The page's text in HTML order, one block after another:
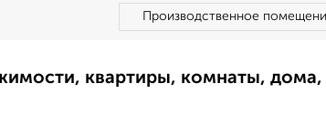
Производственное
квартиры, комнаты,